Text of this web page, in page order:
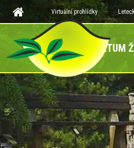
Virtuální prohlídky
ARBORETUM